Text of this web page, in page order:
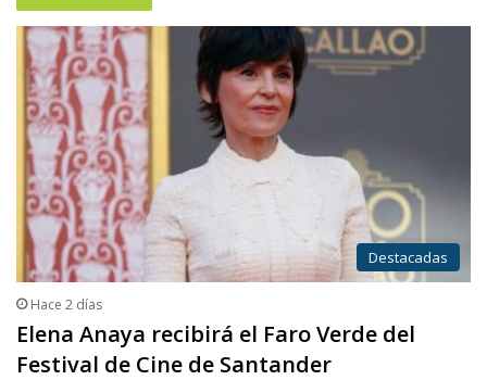
Destacadas
Hace 2 días
Elena Anaya recibirá el Faro Verde del
Festival de Cine de Santander